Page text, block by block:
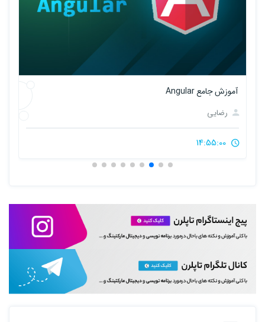
آموزش جامع Angular
رضایی